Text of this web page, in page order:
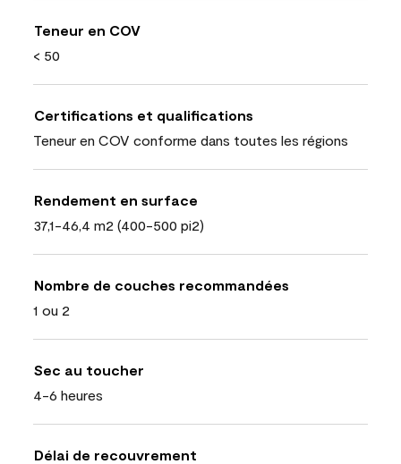
Teneur en COV
< 50
Certifications et qualifications
Teneur en COV conforme dans toutes les régions
Rendement en surface
37,1-46,4 m2 (400-500 pi2)
Nombre de couches recommandées
1 ou 2
Sec au toucher
4-6 heures
Délai de recouvrement